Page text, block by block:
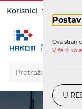
Ova
Više o
U
Korisnici